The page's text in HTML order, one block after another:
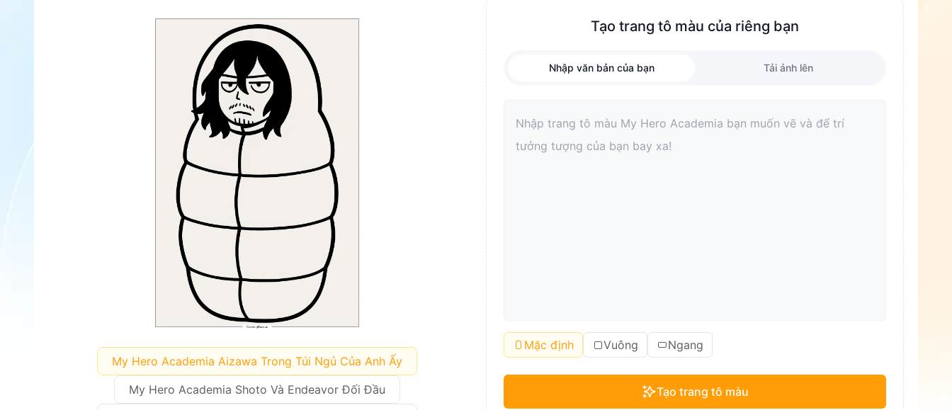
My Hero Academia Aizawa Trong Túi Ngủ Của Anh Ấy
My Hero Academia Shoto Và Endeavor Đối Đầu
Tạo trang tô màu của riêng bạn
Nhập văn bản của bạn Tải ảnh lên
Mặc định Vuông Ngang
Tạo trang tô màu